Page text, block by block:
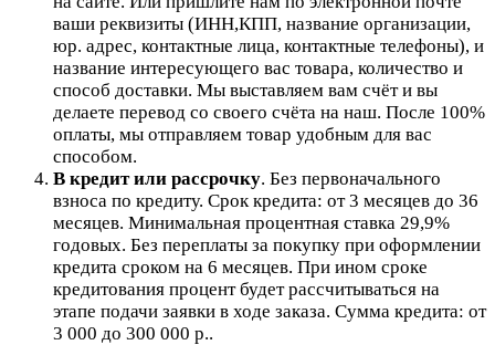
ваши реквизиты (ИНН,КПП, название организации,
юр. адрес, контактные лица, контактные телефоны), и
название интересующего вас товара, количество и
способ доставки. Мы выставляем вам счёт и вы
делаете перевод со своего счёта на наш. После 100%
оплаты, мы отправляем товар удобным для вас
способом.
В кредит или рассрочку. Без первоначального
взноса по кредиту. Срок кредита: от 3 месяцев до 36
месяцев. Минимальная процентная ставка 29,9%
годовых. Без переплаты за покупку при оформлении
кредита сроком на 6 месяцев. При ином сроке
кредитования процент будет рассчитываться на
этапе подачи заявки в ходе заказа. Сумма кредита: от
3 000 до 300 000 р..